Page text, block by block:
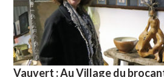
Vauvert : Au Village du